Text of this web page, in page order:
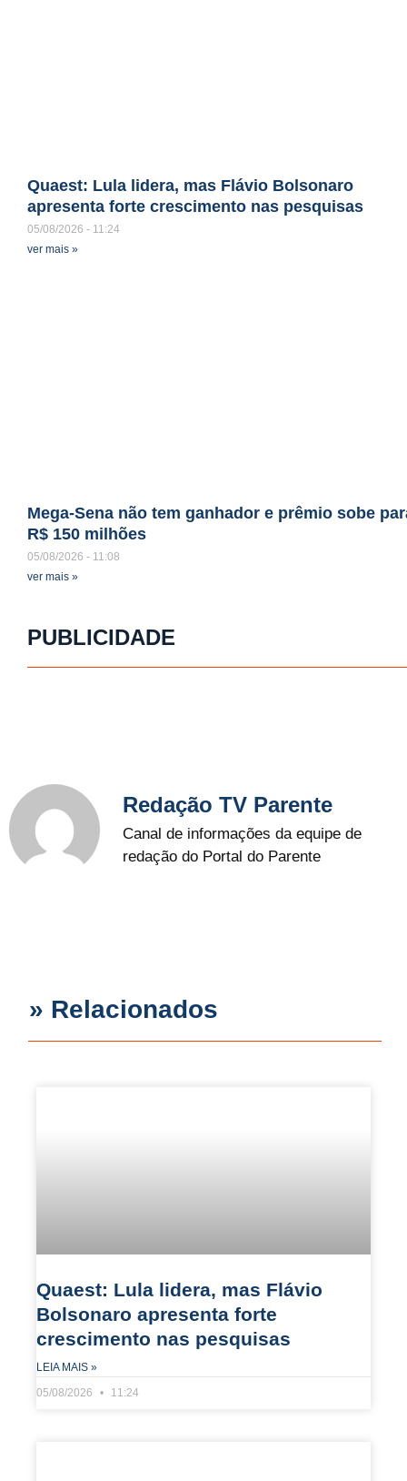
Quaest: Lula lidera, mas Flávio Bolsonaro
apresenta forte crescimento nas pesquisas
05/08/2026
11:24
ver mais »
Mega-Sena não tem ganhador e prêmio sobe
R$ 150 milhões
05/08/2026
11:08
ver mais »
PUBLICIDADE
Redação TV Parente
Canal de informações da equipe de
redação do Portal do Parente
» Relacionados
Quaest: Lula lidera, mas Flávio
Bolsonaro apresenta forte
crescimento nas pesquisas
LEIA MAIS »
05/08/2026
11:24